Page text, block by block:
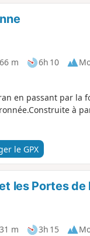
m 6h 10
en passant par la
à
le GPX
les Portes de
m 3h 15